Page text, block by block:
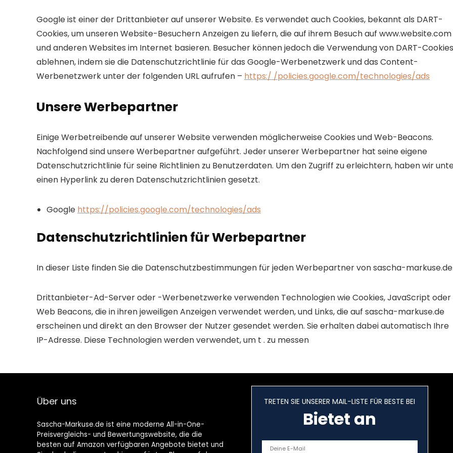
Google ist einer der Drittanbieter auf unserer Website. Es verwendet auch Cookies, bekannt als DART-
Cookies, um unseren Website-Besuchern Anzeigen zu liefern, die auf ihrem Besuch auf www.website.com
und anderen Websites im Internet basieren. Besucher können jedoch die Verwendung von DART-Cookies
ablehnen, indem sie die Datenschutzrichtlinie für das Google-Werbenetzwerk und das Content-
Werbenetzwerk unter der folgenden URL aufrufen – https:/ /policies.google.com/technologies/ads
Unsere Werbepartner
Einige Werbetreibende auf unserer Website verwenden möglicherweise Cookies und Web-Beacons.
Nachfolgend sind unsere Werbepartner aufgeführt. Jeder unserer Werbepartner hat seine eigene
Datenschutzrichtlinie für seine Richtlinien zu Benutzerdaten. Um den Zugriff zu erleichtern, haben wir
einen Hyperlink zu deren Datenschutzrichtlinien gesetzt.
Google https://policies.google.com/technologies/ads
Datenschutzrichtlinien für Werbepartner
In dieser Liste finden Sie die Datenschutzbestimmungen für jeden Werbepartner von sascha-
Drittanbieter-Ad-Server oder -Werbenetzwerke verwenden Technologien wie Cookies, JavaScript oder
Web Beacons, die in ihren jeweiligen Anzeigen verwendet werden, und Links, die auf sascha-markuse.de
erscheinen und direkt an den Browser der Nutzer gesendet werden. Sie erhalten dabei automatisch Ihre
IP-Adresse. Diese Technologien werden verwendet, um t . zu messen
Über uns
Sascha-Markuse.de ist eine moderne All-in-One-
Preisvergleichs- und Bewertungswebsite, die die
besten auf Amazon verfügbaren Angebote bietet und
TRETEN SIE UNSERER MAIL-LISTE FÜR BESTE BEI
Bietet an